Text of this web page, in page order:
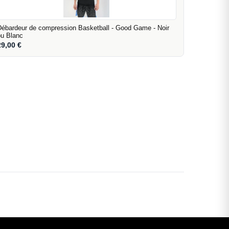
de compression Basketball - Good Game - Noir
Blanc
€